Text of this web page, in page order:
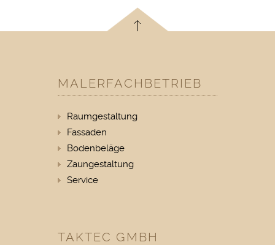
MALERFACHBETRIEB
Raumgestaltung
Fassaden
Bodenbeläge
Zaungestaltung
Service
TAKTEC GMBH